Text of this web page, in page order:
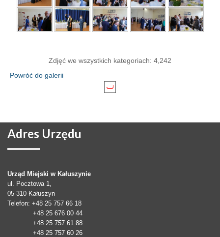
Zdjęć we wszystkich kategoriach: 4,242
Powróć do galerii
Adres Urzędu
Urząd Miejski w Kałuszynie
ul. Pocztowa 1,
05-310 Kałuszyn
Telefon: +48 25 757 66 18
+48 25 676 00 44
+48 25 757 61 88
+48 25 757 60 26